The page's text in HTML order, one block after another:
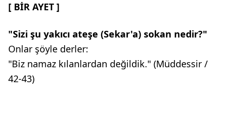
[ BİR AYET ]
"Sizi şu yakıcı ateşe (Sekar'a) sokan nedir?"
Onlar şöyle derler:
"Biz namaz kılanlardan değildik." (Müddessir /
42-43)